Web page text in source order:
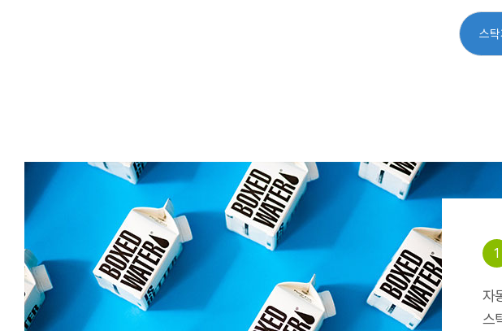
스
1
자
스